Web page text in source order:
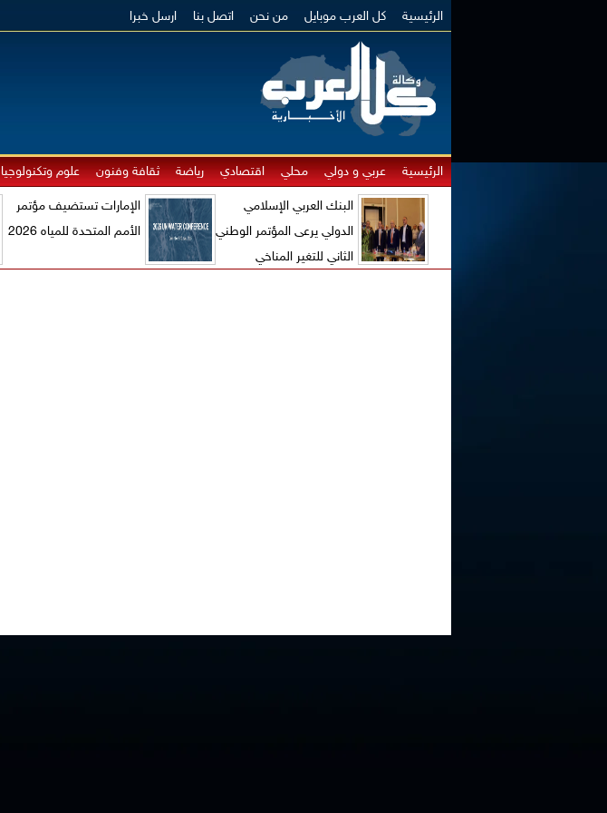
الرئيسية كل العرب موبايل من نحن اتصل بنا ارسل خبرا
الرئيسية عربي و دولي محلي اقتصادي رياضة ثقافة وفنون علوم وتكنولوجيا
البنك العربي الإسلامي
الدولي يرعى المؤتمر الوطني
الثاني للتغير المناخي
الإمارات تستضيف مؤتمر
الأمم المتحدة للمياه 2026